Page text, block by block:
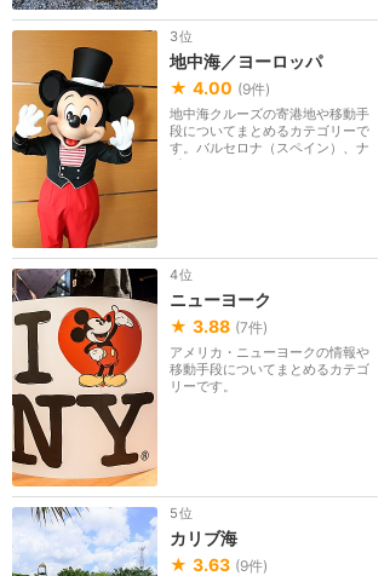
3位
地中海／ヨーロッパ
★ 4.00 (9件)
地中海クルーズの寄港地や移動手
段についてまとめるカテゴリーで
す。バルセロナ（スペイン）、ナ
ポリ（イタリア）...
4位
ニューヨーク
★ 3.88 (7件)
アメリカ・ニューヨークの情報や
移動手段についてまとめるカテゴ
リーです。
5位
カリブ海
★ 3.63 (9件)